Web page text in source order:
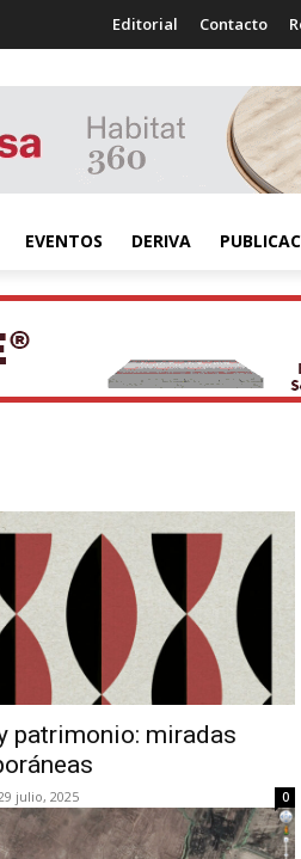
Editorial Contacto
EVENTOS DERIVA
patrimonio: miradas
julio, 2025 0